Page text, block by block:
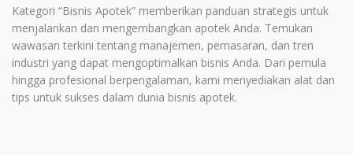
Kategori “Bisnis Apotek” memberikan panduan strategis untuk
menjalankan dan mengembangkan apotek Anda. Temukan
wawasan terkini tentang manajemen, pemasaran, dan tren
industri yang dapat mengoptimalkan bisnis Anda. Dari pemula
hingga profesional berpengalaman, kami menyediakan alat dan
tips untuk sukses dalam dunia bisnis apotek.